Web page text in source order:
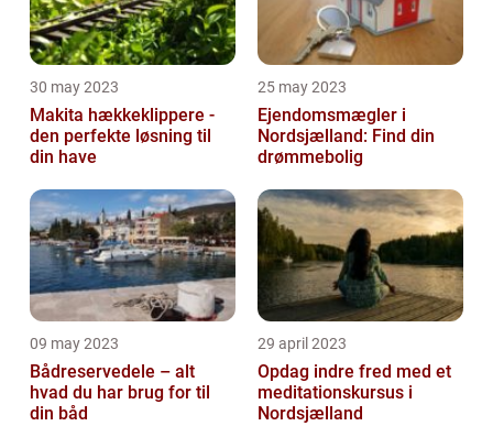
30 may 2023
Makita hækkeklippere -
den perfekte løsning til
din have
25 may 2023
Ejendomsmægler i
Nordsjælland: Find din
drømmebolig
09 may 2023
Bådreservedele – alt
hvad du har brug for til
din båd
29 april 2023
Opdag indre fred med et
meditationskursus i
Nordsjælland